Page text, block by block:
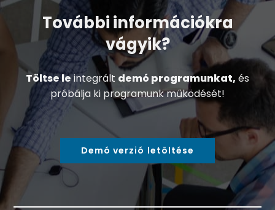
További információkra
vágyik?
Töltse leintegrált demó programunkat, és
próbálja ki programunk működését!
Demó verzió letöltése